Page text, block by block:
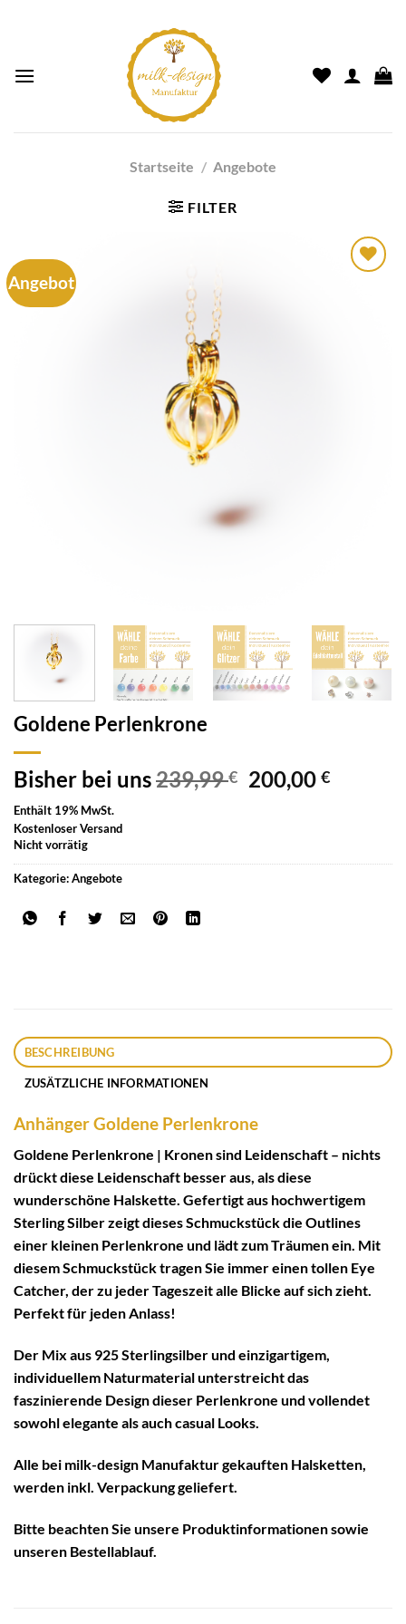
Startseite / Angebote
FILTER
Angebot
Goldene Perlenkrone
Bisher bei uns239,99€ 200,00€
Enthält 19% MwSt.
Kostenloser Versand
Nicht vorrätig
Kategorie:Angebote
BESCHREIBUNG
ZUSÄTZLICHE INFORMATIONEN
Anhänger Goldene Perlenkrone
Goldene Perlenkrone | Kronen sind Leidenschaft – nichts
drückt diese Leidenschaft besser aus, als diese
wunderschöne Halskette. Gefertigt aus hochwertigem
Sterling Silber zeigt dieses Schmuckstück die Outlines
einer kleinen Perlenkrone und lädt zum Träumen ein. Mit
diesem Schmuckstück tragen Sie immer einen tollen Eye
Catcher, der zu jeder Tageszeit alle Blicke auf sich zieht.
Perfekt für jeden Anlass!
Der Mix aus 925 Sterlingsilber und einzigartigem,
individuellem Naturmaterial unterstreicht das
faszinierende Design dieser Perlenkrone und vollendet
sowohl elegante als auch casual Looks.
Alle bei milk-design Manufaktur gekauften Halsketten,
werden inkl. Verpackung geliefert.
Bitte beachten Sie unsere Produktinformationensowie
unseren Bestellablauf.